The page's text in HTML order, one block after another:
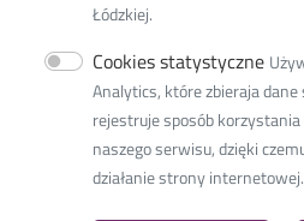
Łódzkiej.
Cookies statystyczne
Analytics, które zbieraja
rejestruje sposób
naszego serwisu, dzięki
działanie strony internetowej.
Engineering
36 Zwirki Street
90-539 Lodz, Poland
tel.: +48 42 638 38 00
e-mail:ifestudents@info.p.lodz.pl